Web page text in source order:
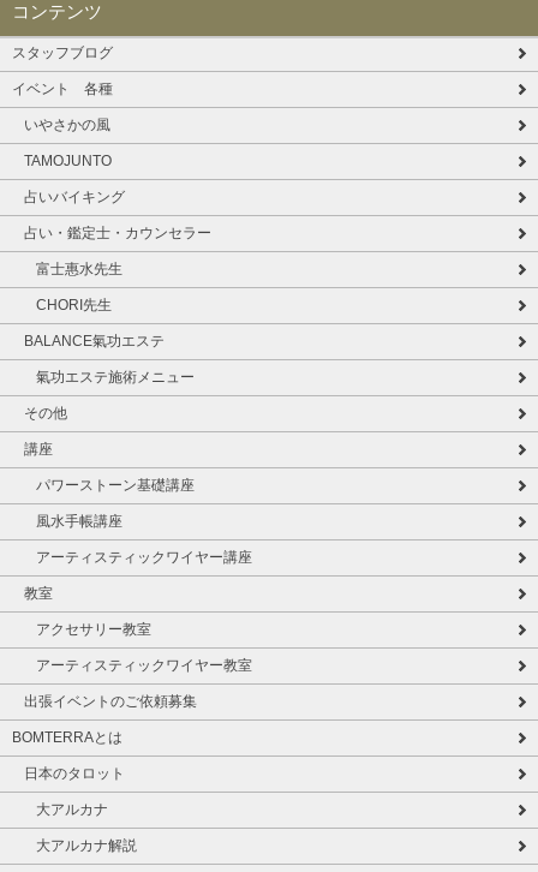
コンテンツ
スタッフブログ
イベント 各種
いやさかの風
TAMOJUNTO
占いバイキング
占い・鑑定士・カウンセラー
富士惠水先生
CHORI先生
BALANCE氣功エステ
氣功エステ施術メニュー
その他
講座
パワーストーン基礎講座
風水手帳講座
アーティスティックワイヤー講座
教室
アクセサリー教室
アーティスティックワイヤー教室
出張イベントのご依頼募集
BOMTERRAとは
日本のタロット
大アルカナ
大アルカナ解説